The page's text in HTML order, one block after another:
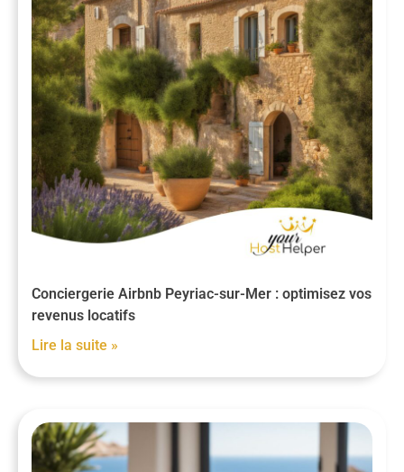
Conciergerie Airbnb Peyriac-sur-Mer : optimisez vos
revenus locatifs
Lire la suite »